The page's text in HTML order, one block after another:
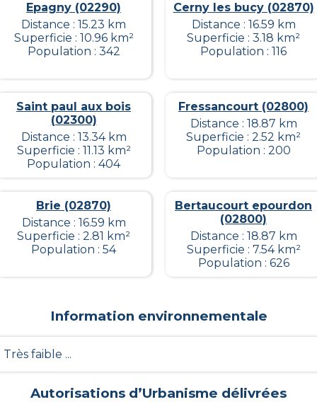
Epagny (02290)
Distance : 15.23 km
Superficie : 10.96 km²
Population : 342
Cerny les bucy (02870)
Distance : 16.59 km
Superficie : 3.18 km²
Population : 116
Saint paul aux bois
(02300)
Distance : 13.34 km
Superficie : 11.13 km²
Population : 404
Fressancourt (02800)
Distance : 18.87 km
Superficie : 2.52 km²
Population : 200
Brie (02870)
Distance : 16.59 km
Superficie : 2.81 km²
Population : 54
Bertaucourt epourdon
(02800)
Distance : 18.87 km
Superficie : 7.54 km²
Population : 626
Information environnementale
Très faible ...
Autorisations d’Urbanisme délivrées